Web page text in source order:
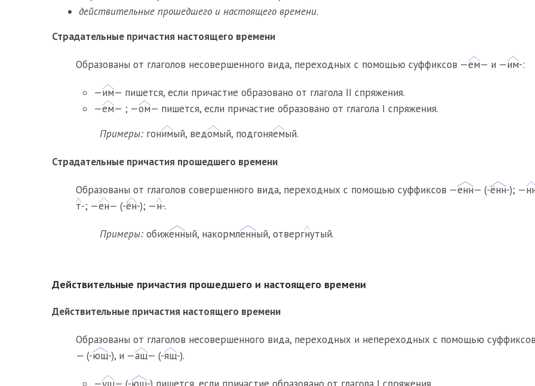
действительные прошедшего и настоящего времени.
Страдательные причастия настоящего времени
Образованы от глаголов несовершенного вида, переходных с помощью суффиксов —ем— и —им-:
—им— пишется, если причастие образовано от глагола II спряжения.
—ем— ; —ом— пишется, если причастие образовано от глагола I спряжения.
Примеры: гонимый, ведомый, подгоняемый.
Страдательные причастия прошедшего времени
Образованы от глаголов совершенного вида, переходных с помощью суффиксов —енн— (-ённ-); —
т-; —ен— (-ён-); —н-.
Примеры: обиженный, накормленный, отвергнутый.
Действительные причастия прошедшего и настоящего времени
Действительные причастия настоящего времени
Образованы от глаголов несовершенного вида, переходных и непереходных с помощью
— (-ющ-), и —ащ— (-ящ-).